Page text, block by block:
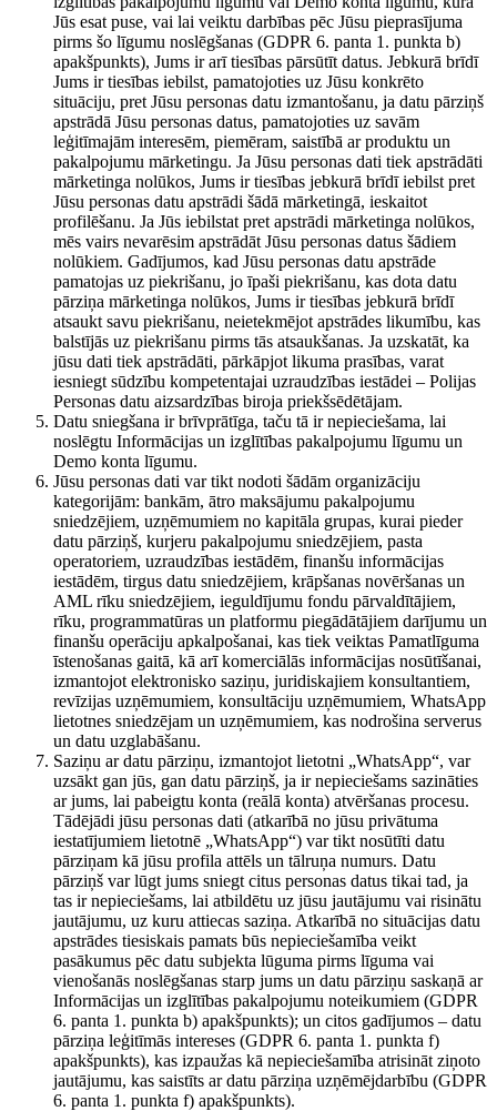
Jūs esat puse, vai lai veiktu darbības pēc Jūsu pieprasījuma
pirms šo līgumu noslēgšanas (GDPR 6. panta 1. punkta b)
apakšpunkts), Jums ir arī tiesības pārsūtīt datus. Jebkurā brīdī
Jums ir tiesības iebilst, pamatojoties uz Jūsu konkrēto
situāciju, pret Jūsu personas datu izmantošanu, ja datu pārziņš
apstrādā Jūsu personas datus, pamatojoties uz savām
leģitīmajām interesēm, piemēram, saistībā ar produktu un
pakalpojumu mārketingu. Ja Jūsu personas dati tiek apstrādāti
mārketinga nolūkos, Jums ir tiesības jebkurā brīdī iebilst pret
Jūsu personas datu apstrādi šādā mārketingā, ieskaitot
profilēšanu. Ja Jūs iebilstat pret apstrādi mārketinga nolūkos,
mēs vairs nevarēsim apstrādāt Jūsu personas datus šādiem
nolūkiem. Gadījumos, kad Jūsu personas datu apstrāde
pamatojas uz piekrišanu, jo īpaši piekrišanu, kas dota datu
pārziņa mārketinga nolūkos, Jums ir tiesības jebkurā brīdī
atsaukt savu piekrišanu, neietekmējot apstrādes likumību, kas
balstījās uz piekrišanu pirms tās atsaukšanas. Ja uzskatāt, ka
jūsu dati tiek apstrādāti, pārkāpjot likuma prasības, varat
iesniegt sūdzību kompetentajai uzraudzības iestādei – Polijas
Personas datu aizsardzības biroja priekšsēdētājam.
Datu sniegšana ir brīvprātīga, taču tā ir nepieciešama, lai
noslēgtu Informācijas un izglītības pakalpojumu līgumu un
Demo konta līgumu.
Jūsu personas dati var tikt nodoti šādām organizāciju
kategorijām: bankām, ātro maksājumu pakalpojumu
sniedzējiem, uzņēmumiem no kapitāla grupas, kurai pieder
datu pārziņš, kurjeru pakalpojumu sniedzējiem, pasta
operatoriem, uzraudzības iestādēm, finanšu informācijas
iestādēm, tirgus datu sniedzējiem, krāpšanas novēršanas un
AML rīku sniedzējiem, ieguldījumu fondu pārvaldītājiem,
rīku, programmatūras un platformu piegādātājiem darījumu un
finanšu operāciju apkalpošanai, kas tiek veiktas Pamatlīguma
īstenošanas gaitā, kā arī komerciālās informācijas nosūtīšanai,
izmantojot elektronisko saziņu, juridiskajiem konsultantiem,
revīzijas uzņēmumiem, konsultāciju uzņēmumiem, WhatsApp
lietotnes sniedzējam un uzņēmumiem, kas nodrošina serverus
un datu uzglabāšanu.
Saziņu ar datu pārziņu, izmantojot lietotni „WhatsApp“, var
uzsākt gan jūs, gan datu pārziņš, ja ir nepieciešams sazināties
ar jums, lai pabeigtu konta (reālā konta) atvēršanas procesu.
Tādējādi jūsu personas dati (atkarībā no jūsu privātuma
iestatījumiem lietotnē „WhatsApp“) var tikt nosūtīti datu
pārziņam kā jūsu profila attēls un tālruņa numurs. Datu
pārziņš var lūgt jums sniegt citus personas datus tikai tad, ja
tas ir nepieciešams, lai atbildētu uz jūsu jautājumu vai risinātu
jautājumu, uz kuru attiecas saziņa. Atkarībā no situācijas datu
apstrādes tiesiskais pamats būs nepieciešamība veikt
pasākumus pēc datu subjekta lūguma pirms līguma vai
vienošanās noslēgšanas starp jums un datu pārziņu saskaņā ar
Informācijas un izglītības pakalpojumu noteikumiem (GDPR
6. panta 1. punkta b) apakšpunkts); un citos gadījumos – datu
pārziņa leģitīmās intereses (GDPR 6. panta 1. punkta f)
apakšpunkts), kas izpaužas kā nepieciešamība atrisināt ziņoto
jautājumu, kas saistīts ar datu pārziņa uzņēmējdarbību (GDPR
6. panta 1. punkta f) apakšpunkts).